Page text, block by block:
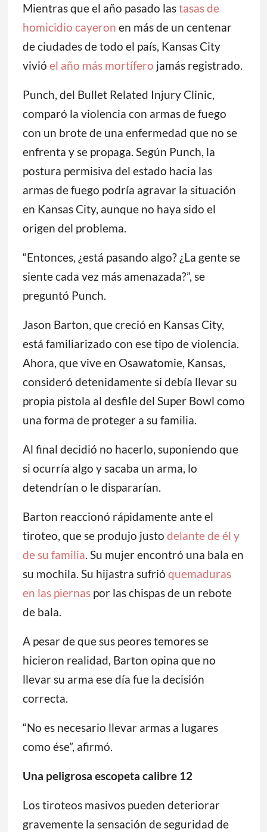
Mientras que el año pasado lastasas de
homicidio cayeron en más de un centenar
de ciudades de todo el país, Kansas City
vivió el año más mortífero jamás registrado.
Punch, del Bullet Related Injury Clinic,
comparó la violencia con armas de fuego
con un brote de una enfermedad que no se
enfrenta y se propaga. Según Punch, la
postura permisiva del estado hacia las
armas de fuego podría agravar la situación
en Kansas City, aunque no haya sido el
origen del problema.
“Entonces, ¿está pasando algo? ¿La gente se
siente cada vez más amenazada?”, se
preguntó Punch.
Jason Barton, que creció en Kansas City,
está familiarizado con ese tipo de violencia.
Ahora, que vive en Osawatomie, Kansas,
consideró detenidamente si debía llevar su
propia pistola al desfile del Super Bowl como
una forma de proteger a su familia.
Al final decidió no hacerlo, suponiendo que
si ocurría algo y sacaba un arma, lo
detendrían o le dispararían.
Barton reaccionó rápidamente ante el
tiroteo, que se produjo justo delante de él y
de su familia. Su mujer encontró una bala en
su mochila. Su hijastra sufrió quemaduras
en las piernaspor las chispas de un rebote
de bala.
A pesar de que sus peores temores se
hicieron realidad, Barton opina que no
llevar su arma ese día fue la decisión
correcta.
“No es necesario llevar armas a lugares
como ése”, afirmó.
Una peligrosa escopeta calibre 12
Los tiroteos masivos pueden deteriorar
gravemente la sensación de seguridad de